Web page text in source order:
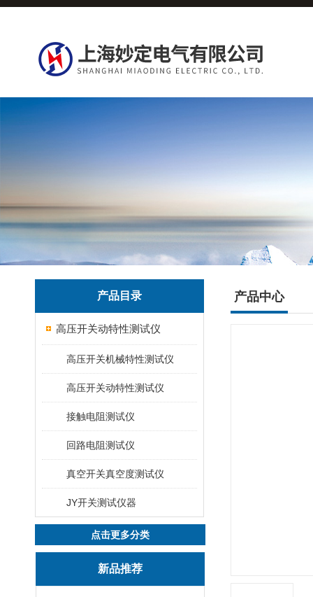
产品目录
高压开关动特性测试仪
高压开关机械特性测试仪
高压开关动特性测试仪
接触电阻测试仪
回路电阻测试仪
真空开关真空度测试仪
JY开关测试仪器
点击更多分类
新品推荐
产品中心